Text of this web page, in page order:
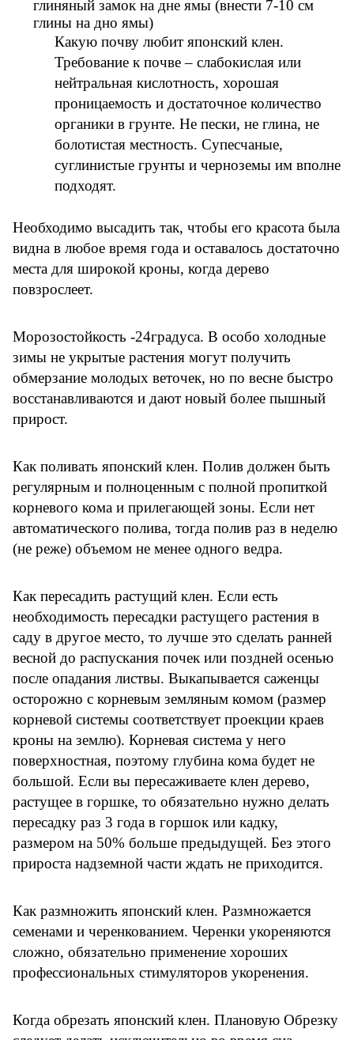
глиняный замок на дне ямы (внести 7-10 см
глины на дно ямы)
Какую почву любит японский клен.
Требование к почве – слабокислая или
нейтральная кислотность, хорошая
проницаемость и достаточное количество
органики в грунте. Не пески, не глина, не
болотистая местность. Супесчаные,
суглинистые грунты и черноземы им вполне
подходят.
Необходимо высадить так, чтобы его красота была
видна в любое время года и оставалось достаточно
места для широкой кроны, когда дерево
повзрослеет.
Морозостойкость -24градуса. В особо холодные
зимы не укрытые растения могут получить
обмерзание молодых веточек, но по весне быстро
восстанавливаются и дают новый более пышный
прирост.
Как поливать японский клен. Полив должен быть
регулярным и полноценным с полной пропиткой
корневого кома и прилегающей зоны. Если нет
автоматического полива, тогда полив раз в неделю
(не реже) объемом не менее одного ведра.
Как пересадить растущий клен. Если есть
необходимость пересадки растущего растения в
саду в другое место, то лучше это сделать ранней
весной до распускания почек или поздней осенью
после опадания листвы. Выкапывается саженцы
осторожно с корневым земляным комом (размер
корневой системы соответствует проекции краев
кроны на землю). Корневая система у него
поверхностная, поэтому глубина кома будет не
большой. Если вы пересаживаете клен дерево,
растущее в горшке, то обязательно нужно делать
пересадку раз 3 года в горшок или кадку,
размером на 50% больше предыдущей. Без этого
прироста надземной части ждать не приходится.
Как размножить японский клен. Размножается
семенами и черенкованием. Черенки укореняются
сложно, обязательно применение хороших
профессиональных стимуляторов укоренения.
Когда обрезать японский клен. Плановую Обрезку